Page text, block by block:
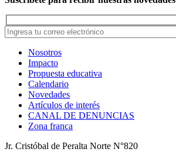
Nosotros
Impacto
Propuesta educativa
Calendario
Novedades
Artículos de interés
CANAL DE DENUNCIAS
Zona franca
Jr. Cristóbal de Peralta Norte N°820